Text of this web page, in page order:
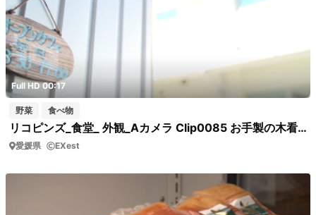
Full HD 00:17
野菜 食べ物
リコピンズ_食堂_ 外観_Aカメラ Clip0085 お手製の木看板
愛媛県 EXest